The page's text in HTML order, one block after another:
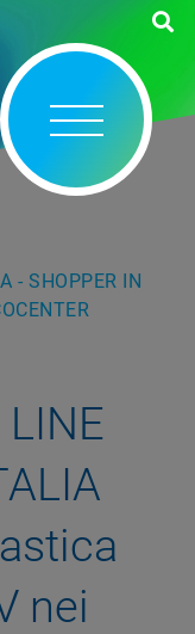
- SHOPPER IN
nei